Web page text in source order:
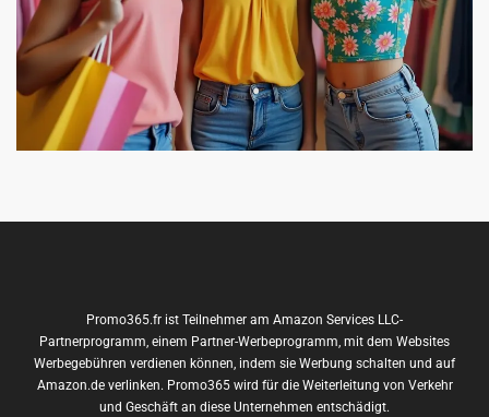
Promo365.fr ist Teilnehmer am Amazon Services LLC-
Partnerprogramm, einem Partner-Werbeprogramm, mit dem Websites
Werbegebühren verdienen können, indem sie Werbung schalten und auf
Amazon.de verlinken. Promo365 wird für die Weiterleitung von Verkehr
und Geschäft an diese Unternehmen entschädigt.